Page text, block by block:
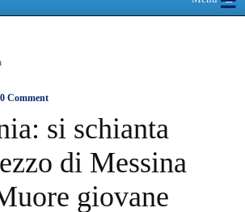
0 Comment
si schianta
di Messina
giovane